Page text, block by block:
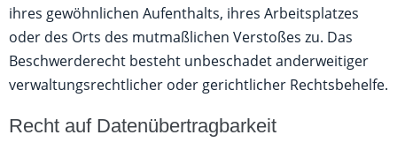
ihres gewöhnlichen Aufenthalts, ihres Arbeitsplatzes
oder des Orts des mutmaßlichen Verstoßes zu. Das
Beschwerderecht besteht unbeschadet anderweitiger
verwaltungsrechtlicher oder gerichtlicher Rechtsbehelfe.
Recht auf Daten­übertrag­barkeit